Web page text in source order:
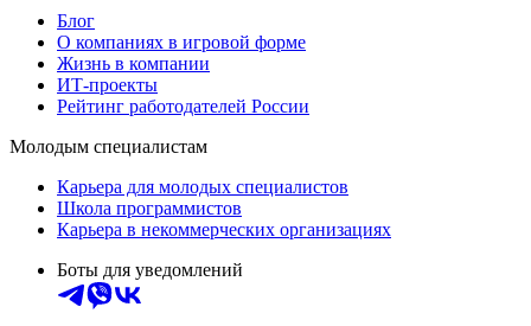
Блог
О компаниях в игровой форме
Жизнь в компании
ИТ-проекты
Рейтинг работодателей России
Молодым специалистам
Карьера для молодых специалистов
Школа программистов
Карьера в некоммерческих организациях
Боты для уведомлений